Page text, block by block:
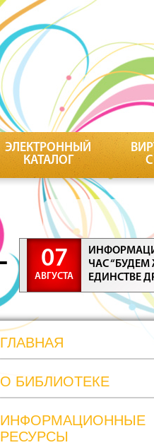
ЭЛЕКТРОННЫЙ
КАТАЛОГ
07
АВГУСТА
ЧАС “БУДЕМ
ЕДИНСТВЕ
ГЛАВНАЯ
О БИБЛИОТЕКЕ
ИНФОРМАЦИОННЫЕ
РЕСУРСЫ